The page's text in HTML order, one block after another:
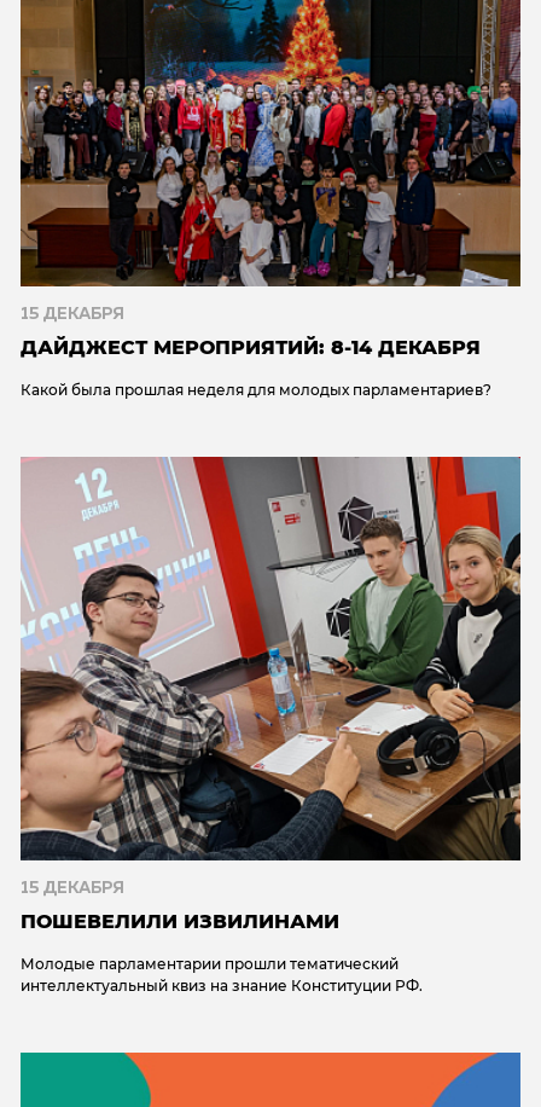
15 ДЕКАБРЯ
ДАЙДЖЕСТ МЕРОПРИЯТИЙ: 8-14 ДЕКАБРЯ
Какой была прошлая неделя для молодых парламентариев?
15 ДЕКАБРЯ
ПОШЕВЕЛИЛИ ИЗВИЛИНАМИ
Молодые парламентарии прошли тематический
интеллектуальный квиз на знание Конституции РФ.